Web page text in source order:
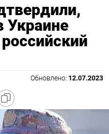
Украине
Обновлено: 12.07.2023